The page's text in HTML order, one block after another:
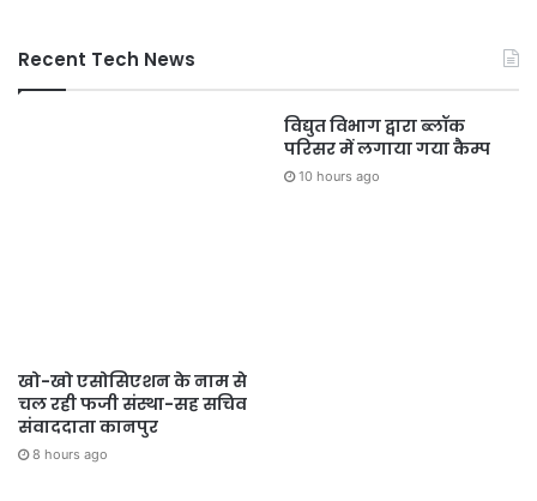
Recent Tech News
खो-खो एसोसिएशन के नाम से
चल रही फजी संस्था-सह सचिव
संवाददाता कानपुर
8 hours ago
विद्युत विभाग द्वारा ब्लॉक
परिसर में लगाया गया कैम्प
10 hours ago